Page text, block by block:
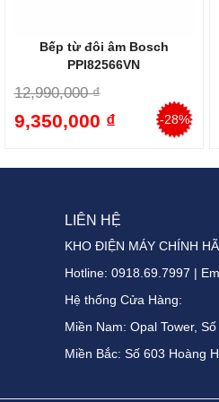
thay đổi cài đặt.
sau khi tắt bếp, giúp tránh chạm
động tắt nếu không có nồi hoặc khi
do nước tràn.
Bếp từ đôi âm Bosch
PPI82566VN
12,990,000 ₫
9,350,000 ₫ -28%
LIÊN HỆ
KHO ĐIỆN MÁY CHÍNH
Hotline:0918.69.7997 |
Hệ thống Cửa Hàng:
Miền Nam: Opal Tower,
Miền Bắc: Số 603 Hoàng